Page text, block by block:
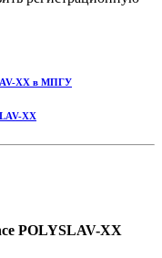
XX в МПГУ
XX
POLYSLAV-XX